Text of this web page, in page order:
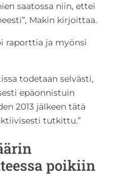
saatossa niin, ettei
Makin kirjoittaa.
raporttia ja myönsi
todetaan selvästi,
epäonnistuin
2013 jälkeen tätä
tutkittu.”
poikiin